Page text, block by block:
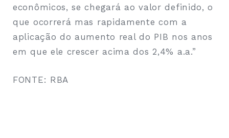
econômicos, se chegará ao valor definido, o
que ocorrerá mas rapidamente com a
aplicação do aumento real do PIB nos anos
em que ele crescer acima dos 2,4% a.a.”
FONTE: RBA